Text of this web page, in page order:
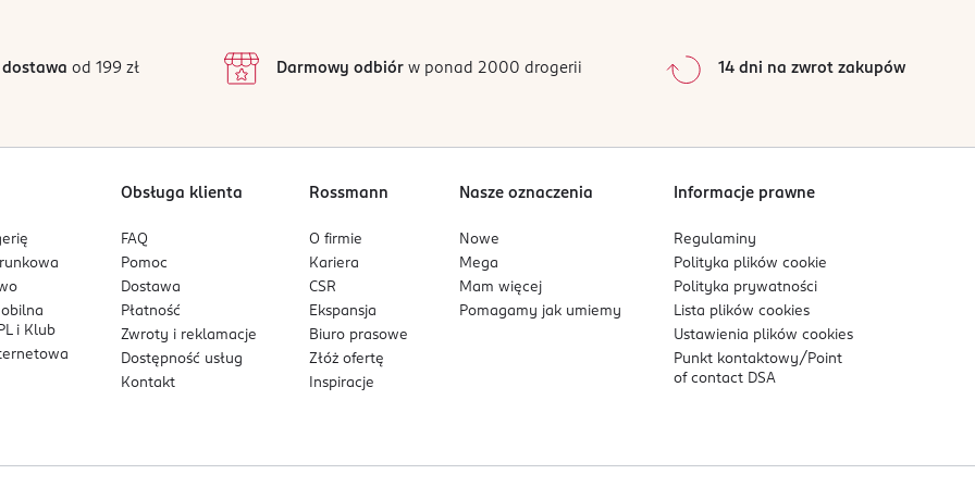
od 199 zł Darmowy odbiórw ponad 2000 drogerii 14 dni na zwrot zakupów
i Klub
Obsługa klienta
FAQ
Pomoc
Dostawa
Płatność
Zwroty i reklamacje
Dostępność usług
Kontakt
Rossmann
O firmie
Kariera
CSR
Ekspansja
Biuro prasowe
Złóż ofertę
Inspiracje
Nasze oznaczenia
Nowe
Mega
Mam więcej
Pomagamy jak umiemy
Informacje prawne
Regulaminy
Polityka plikówcookie
Polityka prywatności
Lista plikówcookies
Ustawienia plikówcookies
Punkt kontaktowy/ Point
of contact DSA